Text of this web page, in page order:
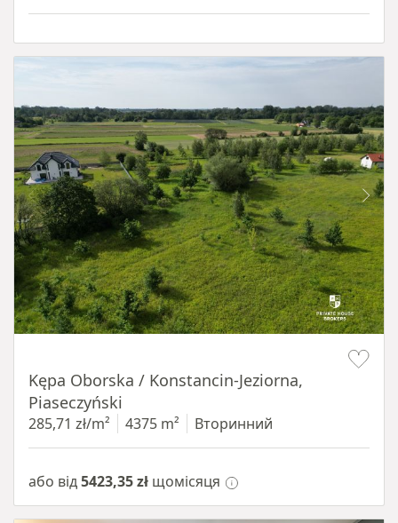
Kępa Oborska / Konstancin-Jeziorna,
Piaseczyński
285,71 zł/m² 4375 m² Вторинний
або від5423,35 zł щомісяця